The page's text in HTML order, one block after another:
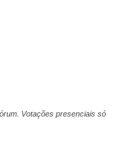
Votações presenciais só